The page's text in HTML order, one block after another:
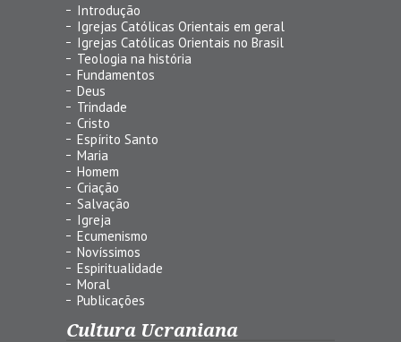
Introdução
Igrejas Católicas Orientais em geral
Igrejas Católicas Orientais no Brasil
Teologia na história
Fundamentos
Deus
Trindade
Cristo
Espírito Santo
Maria
Homem
Criação
Salvação
Igreja
Ecumenismo
Novíssimos
Espiritualidade
Moral
Publicações
Cultura Ucraniana